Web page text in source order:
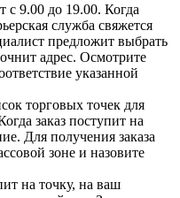
с 9.00 до 19.00. Когда
служба свяжется
предложит выбрать
адрес. Осмотрите
указанной
торговых точек для
заказ поступит на
Для получения заказа
зоне и назовите
на точку, на ваш